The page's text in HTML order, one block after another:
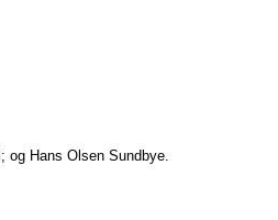
Hans Olsen Sundbye.